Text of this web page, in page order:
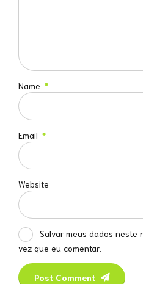
Name *
Email *
Website
Salvar meus dados neste
vez que eu comentar.
Post Comment